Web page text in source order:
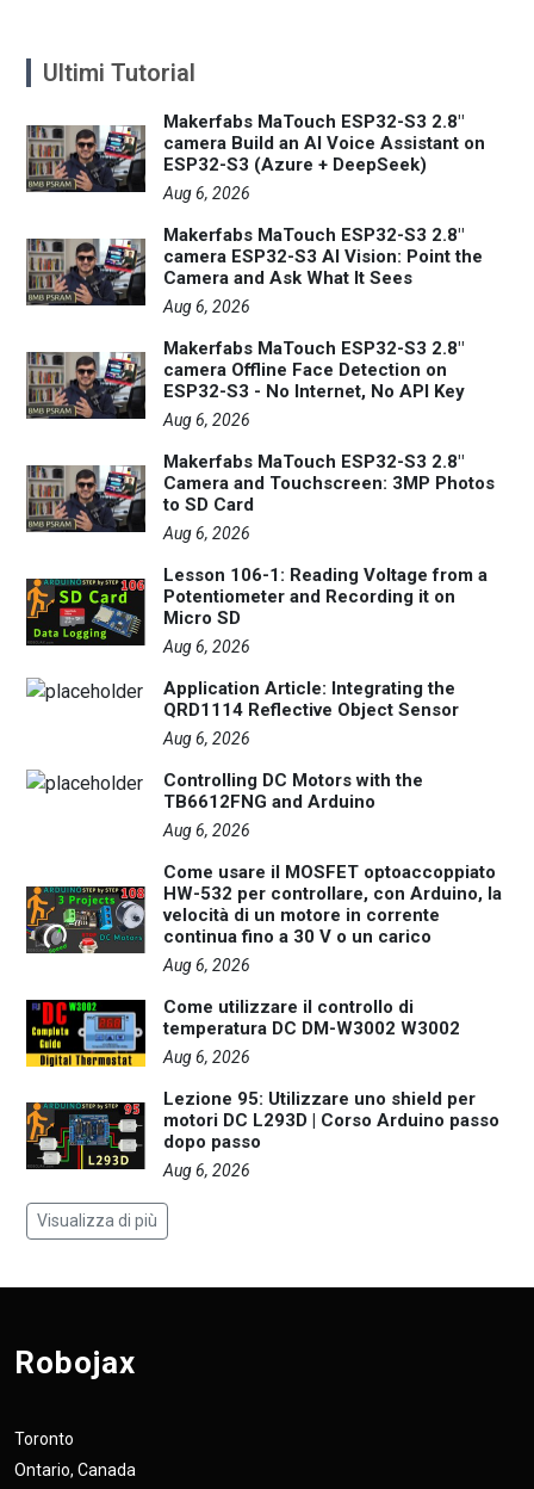
Ultimi Tutorial
Makerfabs MaTouch ESP32-S3 2.8"
camera Build an AI Voice Assistant on
ESP32-S3 (Azure + DeepSeek)
Aug 6, 2026
Makerfabs MaTouch ESP32-S3 2.8"
camera ESP32-S3 AI Vision: Point the
Camera and Ask What It Sees
Aug 6, 2026
Makerfabs MaTouch ESP32-S3 2.8"
camera Offline Face Detection on
ESP32-S3 - No Internet, No API Key
Aug 6, 2026
Makerfabs MaTouch ESP32-S3 2.8"
Camera and Touchscreen: 3MP Photos
to SD Card
Aug 6, 2026
Lesson 106-1: Reading Voltage from a
Potentiometer and Recording it on
Micro SD
Aug 6, 2026
Application Article: Integrating the
QRD1114 Reflective Object Sensor
Aug 6, 2026
Controlling DC Motors with the
TB6612FNG and Arduino
Aug 6, 2026
Come usare il MOSFET optoaccoppiato
HW-532 per controllare, con Arduino, la
velocità di un motore in corrente
continua fino a 30 V o un carico
Aug 6, 2026
Come utilizzare il controllo di
temperatura DC DM-W3002 W3002
Aug 6, 2026
Lezione 95: Utilizzare uno shield per
motori DC L293D | Corso Arduino passo
dopo passo
Aug 6, 2026
Visualizza di più
Robojax
Toronto
Ontario, Canada